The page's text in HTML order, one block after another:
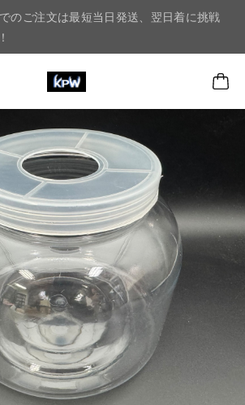
のご注文は最短当日発送、翌日着に挑戦